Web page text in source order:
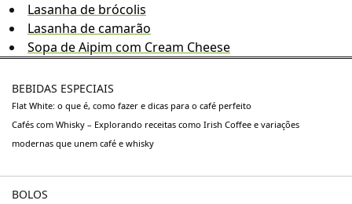
Lasanha de brócolis
Lasanha de camarão
Sopa de Aipim com Cream Cheese
BEBIDAS ESPECIAIS
Flat White: o que é, como fazer e dicas para o café perfeito
Cafés com Whisky – Explorando receitas como Irish Coffee e variações
modernas que unem café e whisky
BOLOS